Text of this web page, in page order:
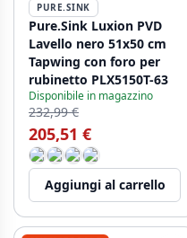
PURE.SINK
Pure.Sink Luxion PVD
Lavello nero 51x50 cm
Tapwing con foro per
rubinetto PLX5150T-63
Disponibile in magazzino
232,99 €
205,51 €
Aggiungi al carrello